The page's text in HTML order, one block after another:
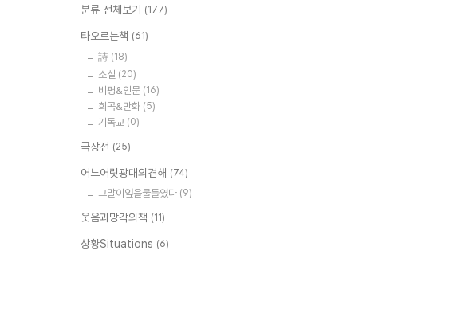
분류 전체보기 (177)
타오르는책 (61)
詩 (18)
소설 (20)
비평&인문 (16)
희곡&만화 (5)
기독교 (0)
극장전 (25)
어느어릿광대의견해 (74)
그말이잎을물들였다 (9)
웃음과망각의책 (11)
상황Situations (6)